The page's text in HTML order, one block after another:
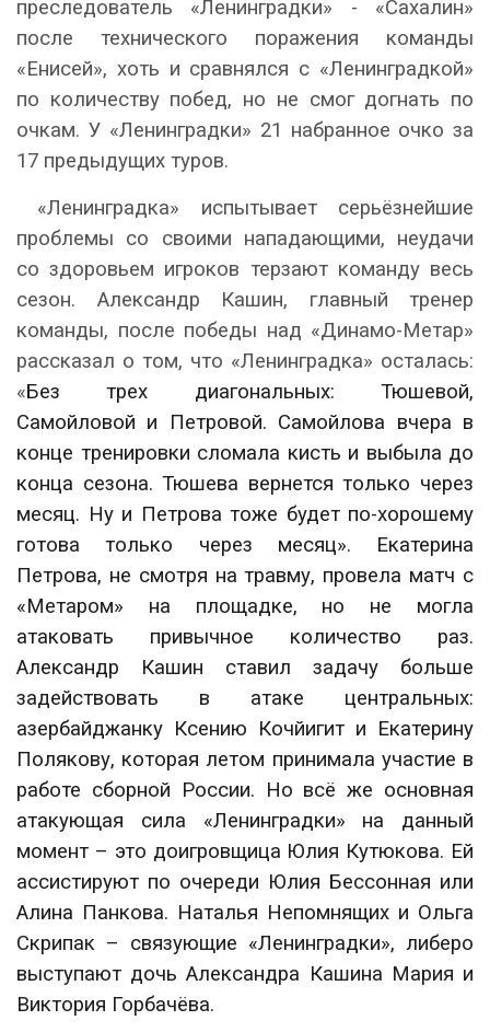
преследователь «Ленинградки» - «Сахалин»
после технического поражения команды
«Енисей», хоть и сравнялся с «Ленинградкой»
по количеству побед, но не смог догнать по
очкам. У «Ленинградки» 21 набранное очко за
17 предыдущих туров.
«Ленинградка» испытывает серьёзнейшие
проблемы со своими нападающими, неудачи
со здоровьем игроков терзают команду весь
сезон. Александр Кашин, главный тренер
команды, после победы над «Динамо-Метар»
рассказал о том, что «Ленинградка» осталась:
«Без трех диагональных: Тюшевой,
Самойловой и Петровой. Самойлова вчера в
конце тренировки сломала кисть и выбыла до
конца сезона. Тюшева вернется только через
месяц. Ну и Петрова тоже будет по-хорошему
готова только через месяц». Екатерина
Петрова, не смотря на травму, провела матч с
«Метаром» на площадке, но не могла
атаковать привычное количество раз.
Александр Кашин ставил задачу больше
задействовать в атаке центральных:
азербайджанку Ксению Кочйигит и Екатерину
Полякову, которая летом принимала участие в
работе сборной России. Но всё же основная
атакующая сила «Ленинградки» на данный
момент – это доигровщица Юлия Кутюкова. Ей
ассистируют по очереди Юлия Бессонная или
Алина Панкова. Наталья Непомнящих и Ольга
Скрипак – связующие «Ленинградки», либеро
выступают дочь Александра Кашина Мария и
Виктория Горбачёва.